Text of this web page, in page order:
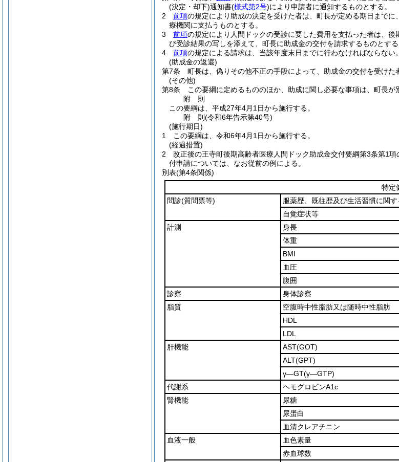
(決定・却下)通知書(様式第2号)により申請者に通知するものとする。
2
前項の規定により助成の決定を受けた者は、町長が定める期日まで
療機関に支払うものとする。
3
前項の規定により人間ドックの受診に要した費用を支払った者は、
び受診結果の写しを添えて、町長に助成金の交付を請求するものとする
4
前項の規定による請求は、当該年度末日までに行わなければならない。
(助成金の返還)
第7条
町長は、偽りその他不正の手段によって、助成金の交付を受け
(その他)
第8条
この要綱に定めるもののほか、助成に関し必要な事項は、町長が
附 則
この要綱は、平成27年4月1日から施行する。
附 則(令和6年告示第40号)
(施行期日)
1
この要綱は、令和6年4月1日から施行する。
(経過措置)
2
改正後の王寺町後期高齢者医療人間ドック助成金交付要綱第3条第1
付申請については、なお従前の例による。
別表(第4条関係)
特定
問診(質問票等)
服薬歴、既往歴及び生活習慣に関す
自覚症状等
計測
身長
体重
BMI
血圧
腹囲
診察
身体診察
脂質
空腹時中性脂肪又は随時中性脂肪
HDL
LDL
肝機能
AST(GOT)
ALT(GPT)
γ―GT(γ―GTP)
代謝系
ヘモグロビンA1c
腎機能
尿糖
尿蛋白
血清クレアチニン
血液一般
血色素量
赤血球数